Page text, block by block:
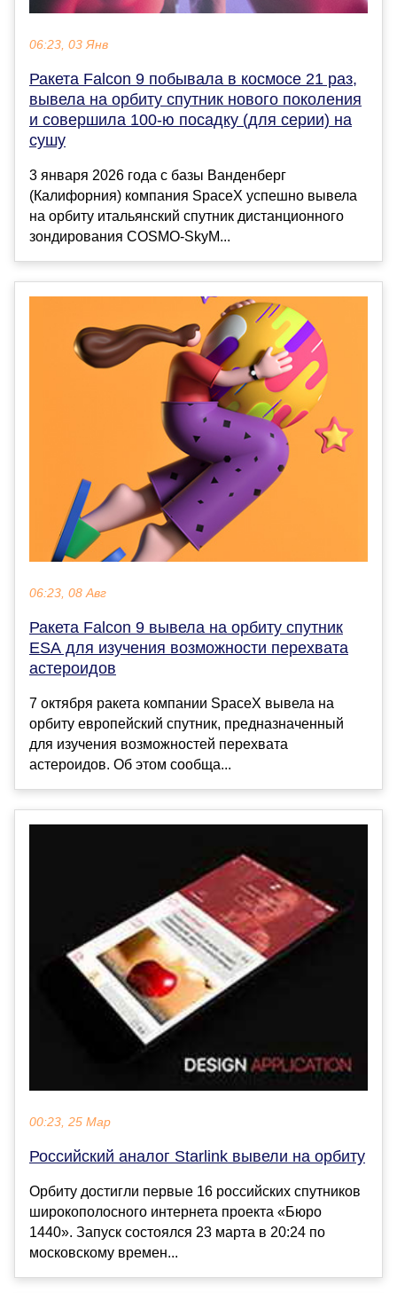
06:23, 03 Янв
Ракета Falcon 9 побывала в космосе 21 раз,
вывела на орбиту спутник нового поколения
и совершила 100-ю посадку (для серии) на
сушу
3 января 2026 года с базы Ванденберг
(Калифорния) компания SpaceX успешно вывела
на орбиту итальянский спутник дистанционного
зондирования COSMO-SkyM...
06:23, 08 Авг
Ракета Falcon 9 вывела на орбиту спутник
ESA для изучения возможности перехвата
астероидов
7 октября ракета компании SpaceX вывела на
орбиту европейский спутник, предназначенный
для изучения возможностей перехвата
астероидов. Об этом сообща...
00:23, 25 Мар
Российский аналог Starlink вывели на орбиту
Орбиту достигли первые 16 российских спутников
широкополосного интернета проекта «Бюро
1440». Запуск состоялся 23 марта в 20:24 по
московскому времен...